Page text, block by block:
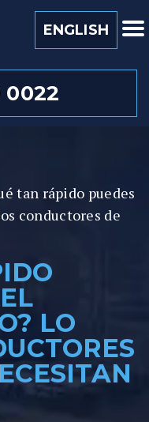
ENGLISH
0022
tan rápido puedes
conductores de
LO